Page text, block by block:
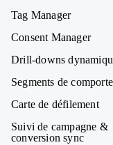
Tag Manager
Consent Manager
Drill-downs
Segments de
Carte de défilement
Suivi de campagne &
conversion sync